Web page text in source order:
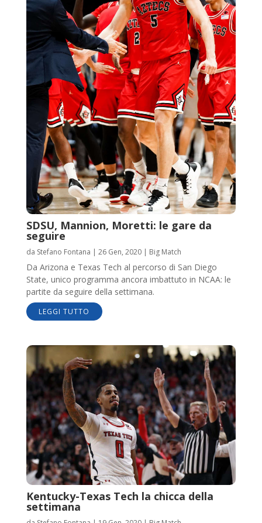
SDSU, Mannion, Moretti: le gare da
seguire
da Stefano Fontana | 26 Gen, 2020| Big Match
Da Arizona e Texas Tech al percorso di San Diego
State, unico programma ancora imbattuto in NCAA: le
partite da seguire della settimana.
LEGGI TUTTO
Kentucky-Texas Tech la chicca della
settimana